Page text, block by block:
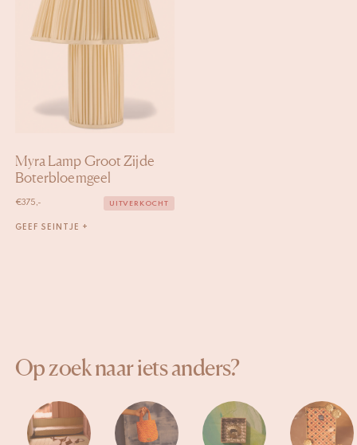
Myra Lamp Groot Zijde
Boterbloemgeel
€375,- UITVERKOCHT
GEEF SEINTJE +
Op zoek naar iets anders?